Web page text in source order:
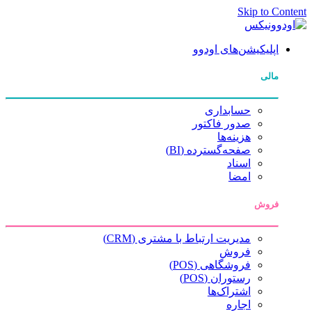
Skip to Content
اپلیکیشن‌های اودوو
مالی
حسابداری
صدور فاکتور
هزینه‌ها
صفحه‌گسترده (BI)
اسناد
امضا
فروش
مدیریت ارتباط با مشتری (CRM)
فروش
فروشگاهی (POS)
رستوران (POS)
اشتراک‌ها
اجاره